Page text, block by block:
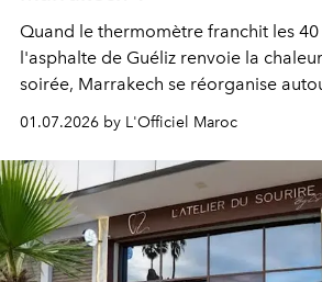
Quand le thermomètre franchit les 40
l'asphalte de Guéliz renvoie la
soirée, Marrakech se réorganise
d'eau. À l'Hivernage, le Es Saadi
les portes de son parc de huit
lagon de 2 400 m² avec trois
qui permettent d'y passer la journée.
01.07.2026 by L'Officiel Maroc